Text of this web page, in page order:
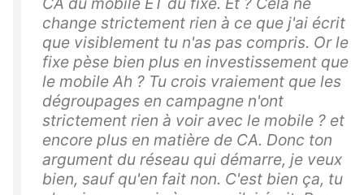
change strictement rien à ce que j'ai écrit
que visiblement tu n'as pas compris. Or le
fixe pèse bien plus en investissement que
le mobile Ah ? Tu crois vraiement que les
dégroupages en campagne n'ont
strictement rien à voir avec le mobile ? et
encore plus en matière de CA. Donc ton
argument du réseau qui démarre, je veux
bien, sauf qu'en fait non. C'est bien ça, tu